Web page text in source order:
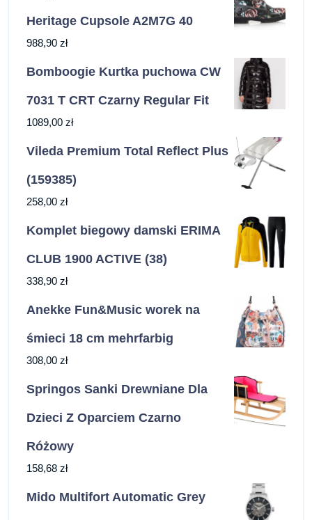
Heritage Cupsole A2M7G 40
988,90 zł
Bomboogie Kurtka puchowa CW
7031 T CRT Czarny Regular Fit
1089,00 zł
Vileda Premium Total Reflect Plus
(159385)
258,00 zł
Komplet biegowy damski ERIMA
CLUB 1900 ACTIVE (38)
338,90 zł
Anekke Fun&Music worek na
śmieci 18 cm mehrfarbig
308,00 zł
Springos Sanki Drewniane Dla
Dzieci Z Oparciem Czarno
Różowy
158,68 zł
Mido Multifort Automatic Grey